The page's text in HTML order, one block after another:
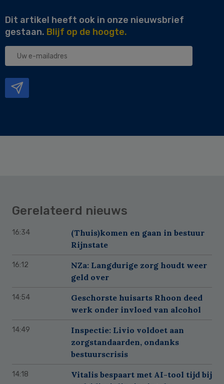
Dit artikel heeft ook in onze nieuwsbrief
gestaan. Blijf op de hoogte.
Uw
Gerelateerd nieuws
16:34
(Thuis)komen en gaan in bestuur
Rijnstate
16:12
NZa: Langdurige zorg houdt weer
geld over
14:54
Geschorste huisarts Rhoon deed
werk onder invloed van alcohol
14:49
Inspectie: Livio voldoet aan
zorgstandaarden, ondanks
bestuurscrisis
14:18
Vitalis bespaart met AI-tool tijd bij